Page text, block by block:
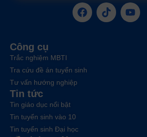
Công cụ
Trắc nghiệm MBTI
Tra cứu đề án tuyển sinh
Tư vấn hướng nghiệp
Tin tức
Tin giáo dục nổi bật
Tin tuyển sinh vào 10
Tin tuyển sinh Đại học